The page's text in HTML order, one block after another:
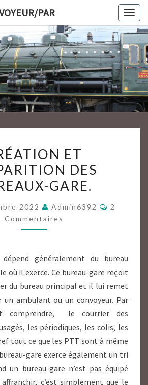
PAR
ET
DISPARITION
DES
GARE.
ET
DES
GARE.
2022 Admin6392
2
Commentaires
généralement du bureau
où il exerce. Ce bureau-gare reçoit
du bureau principal et il lui remet
un ambulant ou un convoyeur. Par
comprendre, le courrier des
les périodiques, les colis, les
tout ce que les PTT sont à même
gare exerce également un tri
un bureau-gare n’est pas équipé
affranchir, c’est simplement que le